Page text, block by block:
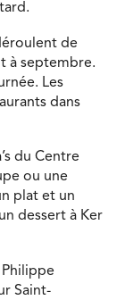
de
à septembre.
Les
dans
du Centre
ou une
plat et un
dessert à Ker
Saint-